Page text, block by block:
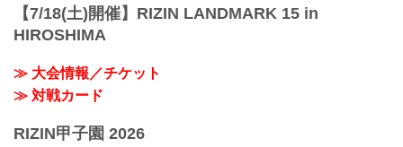
【7/18(土)開催】RIZIN LANDMARK 15 in
HIROSHIMA
≫ 大会情報／チケット
≫ 対戦カード
RIZIN甲子園 2026